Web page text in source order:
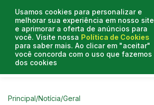
Usamos cookies para personalizar e
melhorar sua experiência em nosso site
e aprimorar a oferta de anúncios para
você. Visite nossa Política de Cookies
para saber mais. Ao clicar em "aceitar"
você concorda com o uso que fazemos
dos cookies
Curtas do Poder
Principal/Notícia/Geral